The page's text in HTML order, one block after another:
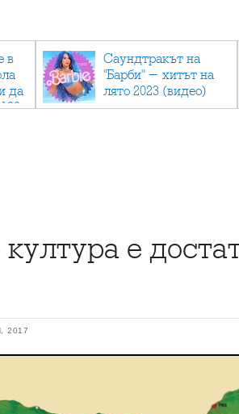
в
да
Саундтракът на
"Барби" - хитът на
лято 2023 (видео)
е
2017